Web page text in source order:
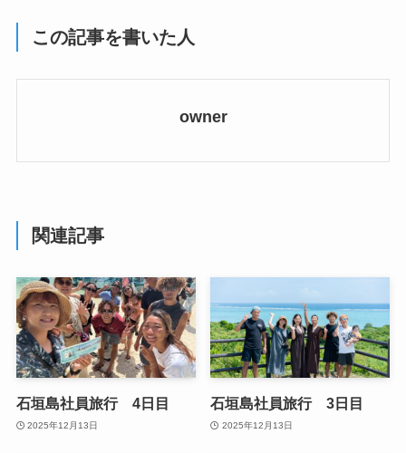
この記事を書いた人
owner
関連記事
石垣島社員旅行 4日目
2025年12月13日
石垣島社員旅行 3日目
2025年12月13日